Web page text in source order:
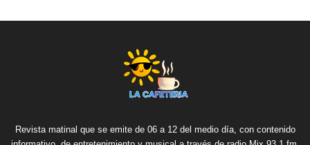
Revista matinal que se emite de 06 a 12 del medio día, con contenido